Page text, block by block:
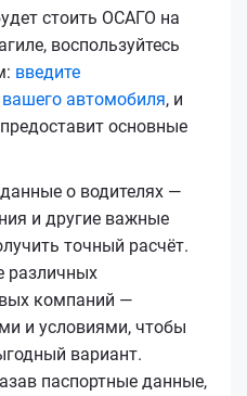
стоить ОСАГО на
воспользуйтесь
введите
автомобиля, и
основные
о водителях —
и другие важные
точный расчёт.
различных
компаний —
и условиями, чтобы
вариант.
паспортные данные,